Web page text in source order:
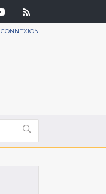
CONNEXION